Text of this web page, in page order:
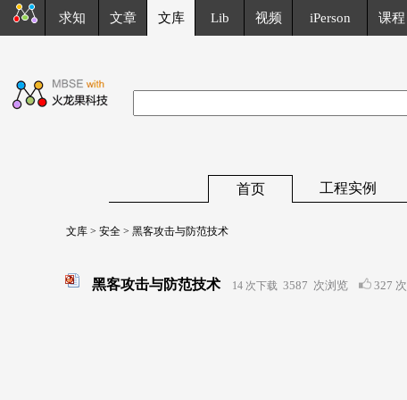
求知 文章 文库 Lib 视频 iPerson 课程
首页 工程实例
文库 > 安全 > 黑客攻击与防范技术
黑客攻击与防范技术 14 次下载 3587 次浏览 327 次